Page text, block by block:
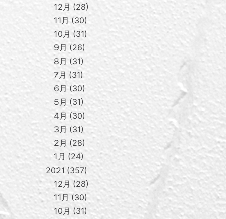
12月
28
11月
30
10月
31
9月
26
8月
31
7月
31
6月
30
5月
31
4月
30
3月 31
2月
28
1月
24
2021 357
12月
28
11月
30
10月
31